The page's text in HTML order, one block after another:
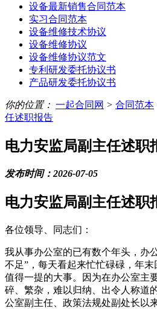
设备最新销售合同范本
实习合同范本
设备维修技术协议
设备维修协议
设备维修协议范文
专利研发委托协议书
产品研发委托协议书
你的位置： 一起合同网 > 合同范本
任述职报告
电力安监局副主任述职
发布时间：2026-07-05
电力安监局副主任述职
各位领导、同志们：
我从事办公室的已有数个年头，办
不足”，每天看起来忙忙碌碌，年
值得一提的大事。因为在办公室主
碎、繁杂，难以归纳、出令人称道
公室副主任、政策法规处副处长以